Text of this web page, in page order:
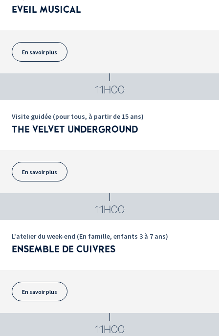
EVEIL MUSICAL
En savoir plus
11H00
Visite guidée (pour tous, à partir de 15 ans)
THE VELVET UNDERGROUND
En savoir plus
11H00
L'atelier du week-end (En famille, enfants 3 à 7 ans)
ENSEMBLE DE CUIVRES
En savoir plus
11H00